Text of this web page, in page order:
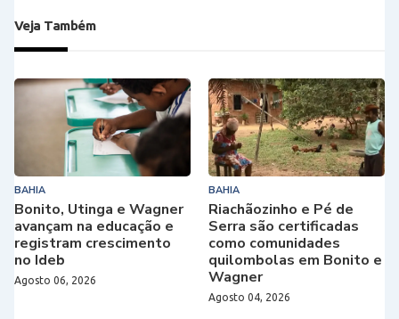
Veja Também
BAHIA
Bonito, Utinga e Wagner
avançam na educação e
registram crescimento
no Ideb
Agosto 06, 2026
BAHIA
Riachãozinho e Pé de
Serra são certificadas
como comunidades
quilombolas em Bonito e
Wagner
Agosto 04, 2026